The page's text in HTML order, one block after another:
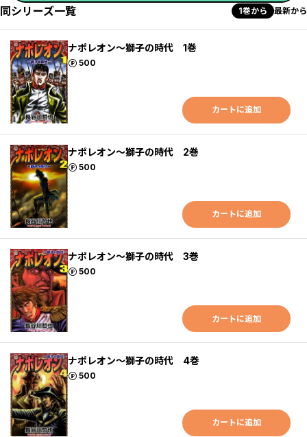
同シリーズ一覧 1巻から 最新から
ナポレオン～獅子の時代 1巻
500
ポイント
カートに追加
ナポレオン～獅子の時代 2巻
500
ポイント
カートに追加
ナポレオン～獅子の時代 3巻
500
ポイント
カートに追加
ナポレオン～獅子の時代 4巻
500
ポイント
カートに追加